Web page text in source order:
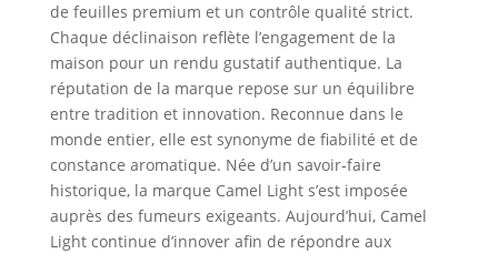
de feuilles premium et un contrôle qualité strict.
Chaque déclinaison reflète l’engagement de la
maison pour un rendu gustatif authentique. La
réputation de la marque repose sur un équilibre
entre tradition et innovation. Reconnue dans le
monde entier, elle est synonyme de fiabilité et de
constance aromatique. Née d’un savoir‑faire
historique, la marque Camel Light s’est imposée
auprès des fumeurs exigeants. Aujourd’hui, Camel
Light continue d’innover afin de répondre aux